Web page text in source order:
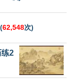
(62,548次)
练2